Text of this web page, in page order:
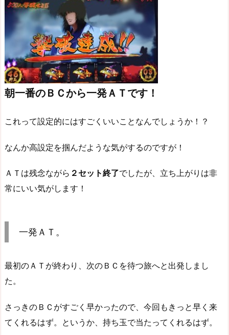
朝一番のＢＣから一発ＡＴです！
これって設定的にはすごくいいことなんでしょうか！？
なんか高設定を掴んだような気がするのですが！
ＡＴは残念ながら ２セット終了でしたが、立ち上がりは非
常にいい気がします！
一発ＡＴ。
最初のＡＴが終わり、次のＢＣを待つ旅へと出発しまし
た。
さっきのＢＣがすごく早かったので、今回もきっと早く来
てくれるはず。というか、持ち玉で当たってくれるはず。